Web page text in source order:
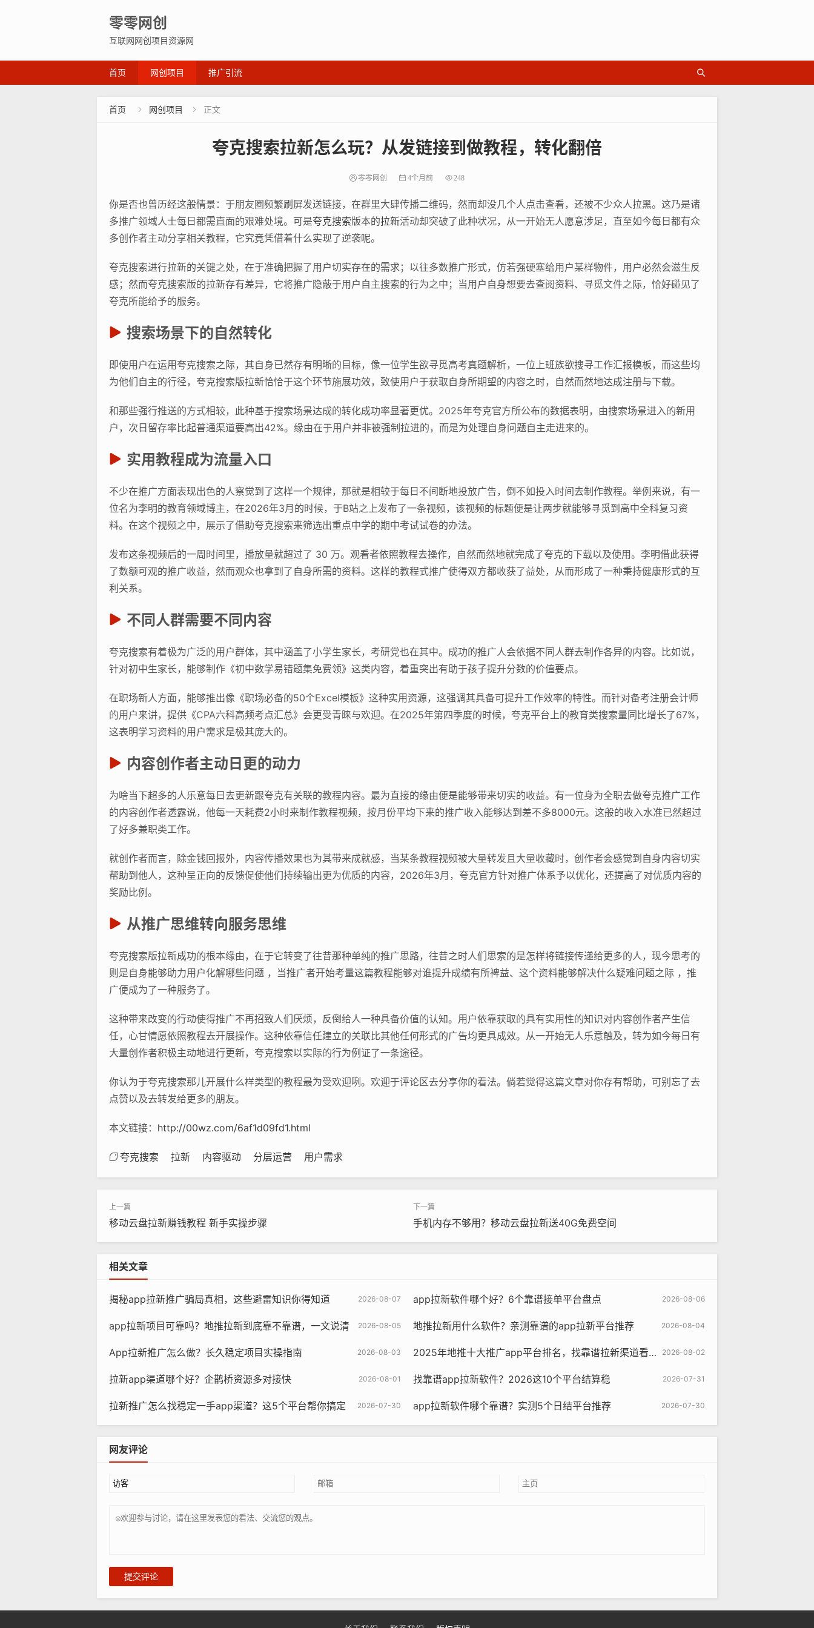
零零网创
互联网网创项目资源网
首页 网创项目 推广引流
首页  网创项目  正文
夸克搜索拉新怎么玩？从发链接到做教程，转化翻倍
零零网创 4个月前 248
你是否也曾历经这般情景：于朋友圈频繁刷屏发送链接，在群里大肆传播二维码，然而却没几个人点击查看，还被不少众人拉黑。这乃是诸
多推广领域人士每日都需直面的艰难处境。可是夸克搜索版本的拉新活动却突破了此种状况，从一开始无人愿意涉足，直至如今每日都有众
多创作者主动分享相关教程，它究竟凭借着什么实现了逆袭呢。
夸克搜索进行拉新的关键之处，在于准确把握了用户切实存在的需求；以往多数推广形式，仿若强硬塞给用户某样物件，用户必然会滋生反
感；然而夸克搜索版的拉新存有差异，它将推广隐蔽于用户自主搜索的行为之中；当用户自身想要去查阅资料、寻觅文件之际，恰好碰见了
夸克所能给予的服务。
搜索场景下的自然转化
即使用户在运用夸克搜索之际，其自身已然存有明晰的目标，像一位学生欲寻觅高考真题解析，一位上班族欲搜寻工作汇报模板，而这些均
为他们自主的行径，夸克搜索版拉新恰恰于这个环节施展功效，致使用户于获取自身所期望的内容之时，自然而然地达成注册与下载。
和那些强行推送的方式相较，此种基于搜索场景达成的转化成功率显著更优。2025年夸克官方所公布的数据表明，由搜索场景进入的新用
户，次日留存率比起普通渠道要高出42%。缘由在于用户并非被强制拉进的，而是为处理自身问题自主走进来的。
实用教程成为流量入口
不少在推广方面表现出色的人察觉到了这样一个规律，那就是相较于每日不间断地投放广告，倒不如投入时间去制作教程。举例来说，有一
位名为李明的教育领域博主，在2026年3月的时候，于B站之上发布了一条视频，该视频的标题便是让两步就能够寻觅到高中全科复习资
料。在这个视频之中，展示了借助夸克搜索来筛选出重点中学的期中考试试卷的办法。
发布这条视频后的一周时间里，播放量就超过了 30 万。观看者依照教程去操作，自然而然地就完成了夸克的下载以及使用。李明借此获得
了数额可观的推广收益，然而观众也拿到了自身所需的资料。这样的教程式推广使得双方都收获了益处，从而形成了一种秉持健康形式的互
利关系。
不同人群需要不同内容
夸克搜索有着极为广泛的用户群体，其中涵盖了小学生家长，考研党也在其中。成功的推广人会依据不同人群去制作各异的内容。比如说，
针对初中生家长，能够制作《初中数学易错题集免费领》这类内容，着重突出有助于孩子提升分数的价值要点。
在职场新人方面，能够推出像《职场必备的50个Excel模板》这种实用资源，这强调其具备可提升工作效率的特性。而针对备考注册会计师
的用户来讲，提供《CPA六科高频考点汇总》会更受青睐与欢迎。在2025年第四季度的时候，夸克平台上的教育类搜索量同比增长了67%，
这表明学习资料的用户需求是极其庞大的。
内容创作者主动日更的动力
为啥当下超多的人乐意每日去更新跟夸克有关联的教程内容。最为直接的缘由便是能够带来切实的收益。有一位身为全职去做夸克推广工作
的内容创作者透露说，他每一天耗费2小时来制作教程视频，按月份平均下来的推广收入能够达到差不多8000元。这般的收入水准已然超过
了好多兼职类工作。
就创作者而言，除金钱回报外，内容传播效果也为其带来成就感，当某条教程视频被大量转发且大量收藏时，创作者会感觉到自身内容切实
帮助到他人，这种呈正向的反馈促使他们持续输出更为优质的内容，2026年3月，夸克官方针对推广体系予以优化，还提高了对优质内容的
奖励比例。
从推广思维转向服务思维
夸克搜索版拉新成功的根本缘由，在于它转变了往昔那种单纯的推广思路，往昔之时人们思索的是怎样将链接传递给更多的人，现今思考的
则是自身能够助力用户化解哪些问题 ，当推广者开始考量这篇教程能够对谁提升成绩有所裨益、这个资料能够解决什么疑难问题之际 ，推
广便成为了一种服务了。
这种带来改变的行动使得推广不再招致人们厌烦，反倒给人一种具备价值的认知。用户依靠获取的具有实用性的知识对内容创作者产生信
任，心甘情愿依照教程去开展操作。这种依靠信任建立的关联比其他任何形式的广告均更具成效。从一开始无人乐意触及，转为如今每日有
大量创作者积极主动地进行更新，夸克搜索以实际的行为例证了一条途径。
你认为于夸克搜索那儿开展什么样类型的教程最为受欢迎咧。欢迎于评论区去分享你的看法。倘若觉得这篇文章对你存有帮助，可别忘了去
点赞以及去转发给更多的朋友。
本文链接： http://00wz.com/6af1d09fd1.html
夸克搜索 拉新 内容驱动 分层运营 用户需求
移动云盘拉新赚钱教程 新手实操步骤 手机内存不够用？移动云盘拉新送40G免费空间
相关文章
2026-08-07
揭秘app拉新推广骗局真相，这些避雷知识你得知道 2026-08-06
app拉新软件哪个好？6个靠谱接单平台盘点
2026-08-05
app拉新项目可靠吗？地推拉新到底靠不靠谱，一文说清 2026-08-04
地推拉新用什么软件？亲测靠谱的app拉新平台推荐
2026-08-03
App拉新推广怎么做？长久稳定项目实操指南 2026-08-02
2025年地推十大推广app平台排名，找靠谱拉新渠道看这篇
2026-08-01
拉新app渠道哪个好？企鹊桥资源多对接快 2026-07-31
找靠谱app拉新软件？2026这10个平台结算稳
2026-07-30
拉新推广怎么找稳定一手app渠道？这5个平台帮你搞定 2026-07-30
app拉新软件哪个靠谱？实测5个日结平台推荐
网友评论
提交评论